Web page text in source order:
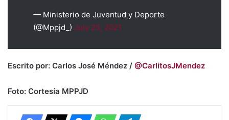
— Ministerio de Juventud y Deporte
(@Mppjd_) July 25, 2021
Escrito por: Carlos José Méndez / @CarlitosJMendez
Foto: Cortesía MPPJD